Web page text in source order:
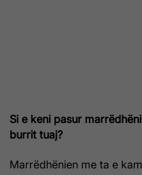
Si e keni pasur
burrit tuaj?
Marrëdhënien me ta e